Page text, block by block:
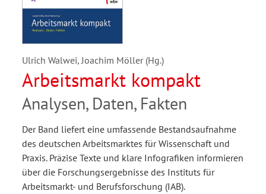
Ulrich Walwei, Joachim Möller (Hg.)
Arbeitsmarkt kompakt
Analysen, Daten, Fakten
Der Band liefert eine umfassende Bestandsaufnahme
des deutschen Arbeitsmarktes für Wissenschaft und
Praxis. Präzise Texte und klare Infografiken informieren
über die Forschungsergebnisse des Instituts für
Arbeitsmarkt- und Berufsforschung (IAB).